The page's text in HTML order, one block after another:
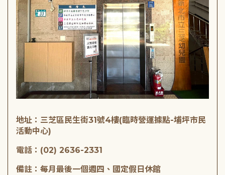
地址：三芝區民生街31號4樓(臨時營運據點-埔坪市民
活動中心)
電話：(02) 2636-2331
備註：每月最後一個週四、國定假日休館